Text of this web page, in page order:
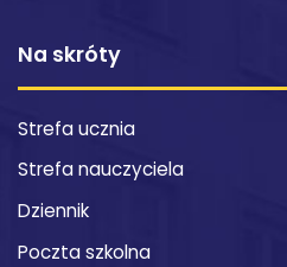
Na skróty
Strefa ucznia
Strefa nauczyciela
Dziennik
Poczta szkolna